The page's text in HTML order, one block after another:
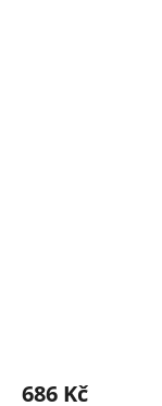
686 Kč